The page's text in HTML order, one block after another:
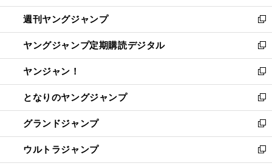
開
く
ウ
で
開
く
ン
ド
ウ
で
開
く
ウ
ィ
ン
ド
ウ
で
開
く
週刊ヤングジャンプ
新
し
い
ウ
ィ
ン
ド
ウ
で
開
く
ヤングジャンプ定期購読デジタル
新
し
い
ウ
ィ
ン
ド
ウ
で
開
ヤンジャン！
新
し
い
ウ
ィ
ン
ド
ウ
となりのヤングジャンプ
新
し
い
ウ
ィ
ン
グランドジャンプ
新
し
い
ウルトラジャンプ
新